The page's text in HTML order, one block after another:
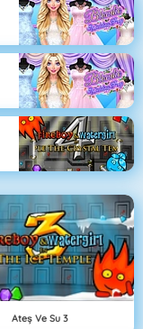
Ateş Ve Su 3